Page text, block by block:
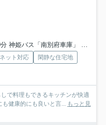
バス「南別府車庫」 停歩8分
ット対応
閑静な住宅地
で料理もできるキッチンが快適
健康的にも良いと言... もっと見